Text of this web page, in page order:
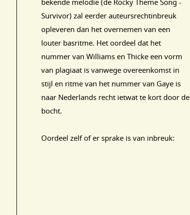
bekende melodie (de Rocky Theme Song -
Survivor) zal eerder auteursrechtinbreuk
opleveren dan het overnemen van een
louter basritme. Het oordeel dat het
nummer van Williams en Thicke een vorm
van plagiaat is vanwege overeenkomst in
stijl en ritme van het nummer van Gaye is
naar Nederlands recht ietwat te kort door de
bocht.
Oordeel zelf of er sprake is van inbreuk: